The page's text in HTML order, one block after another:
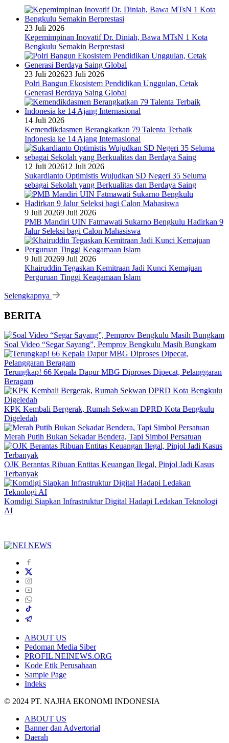
23 Juli 2026
Kepemimpinan Inovatif Dr. Diniah, Bawa MTsN 1 Kota
Bengkulu Semakin Berprestasi
23 Juli 202623 Juli 2026
Polri Bangun Ekosistem Pendidikan Unggulan, Cetak
Generasi Berdaya Saing Global
14 Juli 2026
Kemendikdasmen Berangkatkan 79 Talenta Terbaik
Indonesia ke 14 Ajang Internasional
12 Juli 202612 Juli 2026
Sukardianto Optimistis Wujudkan SD Negeri 35 Seluma
sebagai Sekolah yang Berkualitas dan Berdaya Saing
9 Juli 20269 Juli 2026
PMB Mandiri UIN Fatmawati Sukarno Bengkulu Hadirkan 9
Jalur Seleksi bagi Calon Mahasiswa
9 Juli 20269 Juli 2026
Khairuddin Tegaskan Kemitraan Jadi Kunci Kemajuan
Perguruan Tinggi Keagamaan Islam
Selengkapnya
BERITA
Soal Video “Segar Sayang”, Pemprov Bengkulu Masih Bungkam
Terungkap! 66 Kepala Dapur MBG Diproses Dipecat, Pelanggaran
Beragam
KPK Kembali Bergerak, Rumah Sekwan DPRD Kota Bengkulu
Digeledah
Merah Putih Bukan Sekadar Bendera, Tapi Simbol Persatuan
OJK Berantas Ribuan Entitas Keuangan Ilegal, Pinjol Jadi Kasus
Terbanyak
Komdigi Siapkan Infrastruktur Digital Hadapi Ledakan Teknologi
AI
ABOUT US
Pedoman Media Siber
PROFIL NEINEWS.ORG
Kode Etik Perusahaan
Sample Page
Indeks
© 2024 PT. NAJHA EKONOMI INDONESIA
ABOUT US
Banner dan Advertorial
Daerah